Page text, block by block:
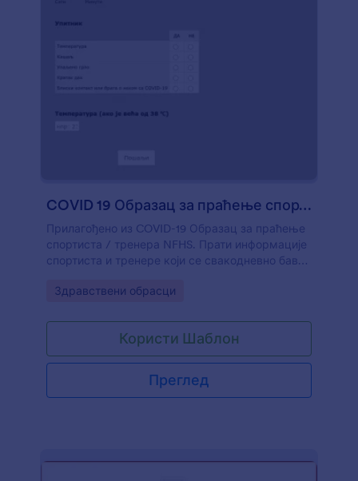
COVID 19 Образац за праћење спортиста / тренера
Прилагођено из COVID-19 Образац за праћење
спортиста / тренера NFHS. Прати информације
спортиста и тренере који се свакодневно баве
Go to Category:
Здравствени обрасци
Користи Шаблон
Преглед